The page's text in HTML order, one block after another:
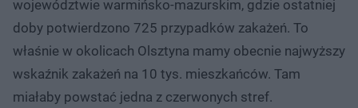
województwie warmińsko-mazurskim, gdzie ostatniej
doby potwierdzono 725 przypadków zakażeń. To
właśnie w okolicach Olsztyna mamy obecnie najwyższy
wskaźnik zakażeń na 10 tys. mieszkańców. Tam
miałaby powstać jedna z czerwonych stref.